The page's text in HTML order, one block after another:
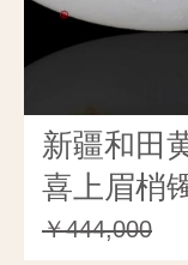
新疆和田
喜上眉梢
￥444,000